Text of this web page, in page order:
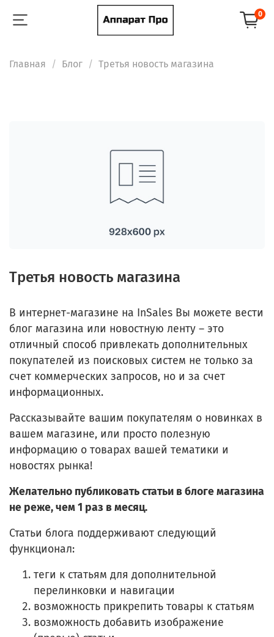
0
Главная Блог Третья новость магазина
Третья новость магазина
В интернет-магазине на InSales Вы можете вести
блог магазина или новостную ленту – это
отличный способ привлекать дополнительных
покупателей из поисковых систем не только за
счет коммерческих запросов, но и за счет
информационных.
Рассказывайте вашим покупателям о новинках в
вашем магазине, или просто полезную
информацию о товарах вашей тематики и
новостях рынка!
Желательно публиковать статьи в блоге магазина
не реже, чем 1 раз в месяц.
Статьи блога поддерживают следующий
функционал:
теги к статьям для дополнительной
перелинковки и навигации
возможность прикрепить товары к статьям
возможность добавить изображение